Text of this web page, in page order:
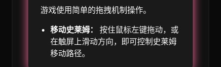
游戏使用简单的拖拽机制操作。
移动史莱姆：
按住鼠标左键拖动，或
在触屏上滑动方向，即可控制史莱姆
移动路径。